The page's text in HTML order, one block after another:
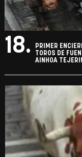
18.
PRIMER
TOROS DE
AINHOA